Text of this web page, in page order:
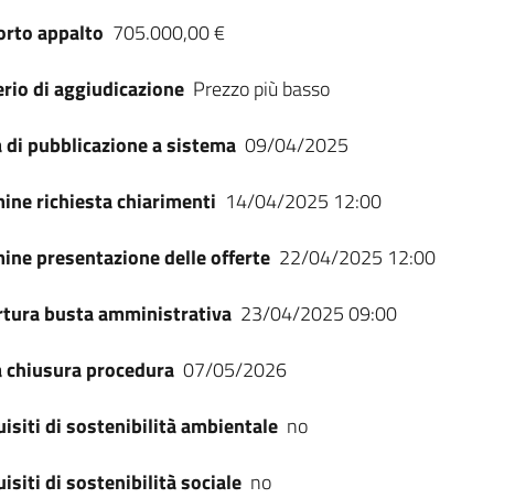
appalto 705.000,00 €
di aggiudicazione Prezzo più basso
di pubblicazione a sistema 09/04/2025
richiesta chiarimenti 14/04/2025 12:00
presentazione delle offerte 22/04/2025 12:00
busta amministrativa 23/04/2025 09:00
chiusura procedura 07/05/2026
di sostenibilità ambientale no
di sostenibilità sociale no